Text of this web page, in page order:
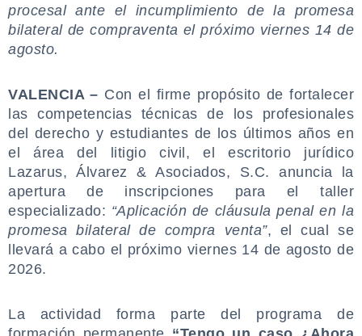
procesal ante el incumplimiento de la promesa
bilateral de compraventa el próximo viernes 14 de
agosto.
VALENCIA – Con el firme propósito de fortalecer
las competencias técnicas de los profesionales
del derecho y estudiantes de los últimos años en
el área del litigio civil, el escritorio jurídico
Lazarus, Álvarez & Asociados, S.C. anuncia la
apertura de inscripciones para el taller
especializado: “Aplicación de cláusula penal en la
promesa bilateral de compra venta”, el cual se
llevará a cabo el próximo viernes 14 de agosto de
2026.
La actividad forma parte del programa de